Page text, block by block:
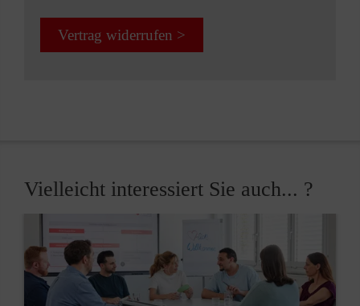
Vertrag widerrufen >
Vielleicht interessiert Sie auch... ?